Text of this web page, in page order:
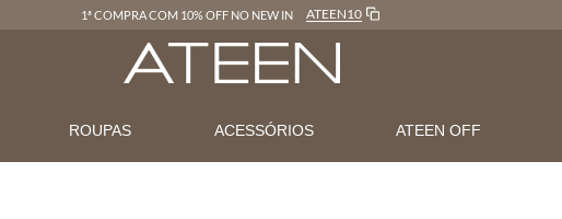
1ª COMPRA COM 10% OFF NO NEW IN ATEEN10
ROUPAS ACESSÓRIOS ATEEN OFF